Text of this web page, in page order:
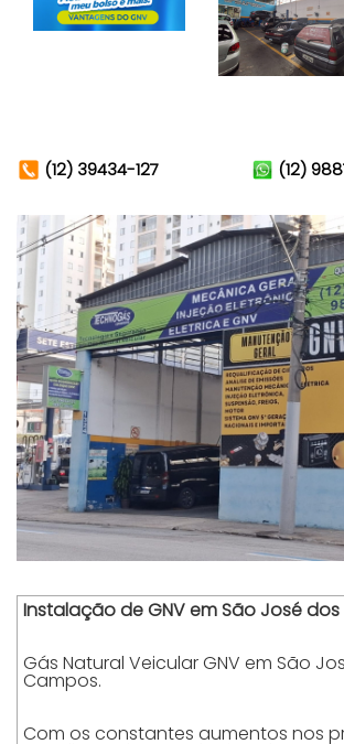
(12) 39434-127 (12)
Instalação de GNV em São José
Gás Natural Veicular GNV em São
Campos.
Com os constantes aumentos nos